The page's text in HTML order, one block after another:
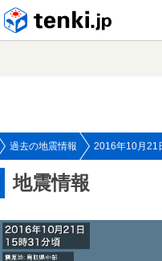
過去の地震情報 2016年10月21
地震情報